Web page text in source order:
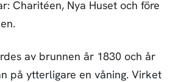
Charitéen, Nya Huset och före
av brunnen år 1830 och år
på ytterligare en våning. Virket